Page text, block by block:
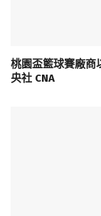
桃園盃籃球賽廠
央社 CNA